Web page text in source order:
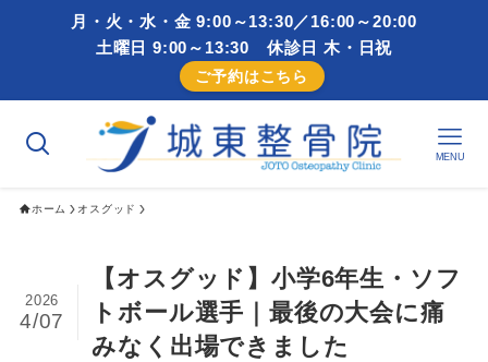
月・火・水・金 9:00～13:30／16:00～20:00
土曜日 9:00～13:30 休診日 木・日祝
ご予約はこちら
MENU
ホーム オスグッド
【オスグッド】小学6年生・ソフ
トボール選手｜最後の大会に痛
みなく出場できました
2026
4/07